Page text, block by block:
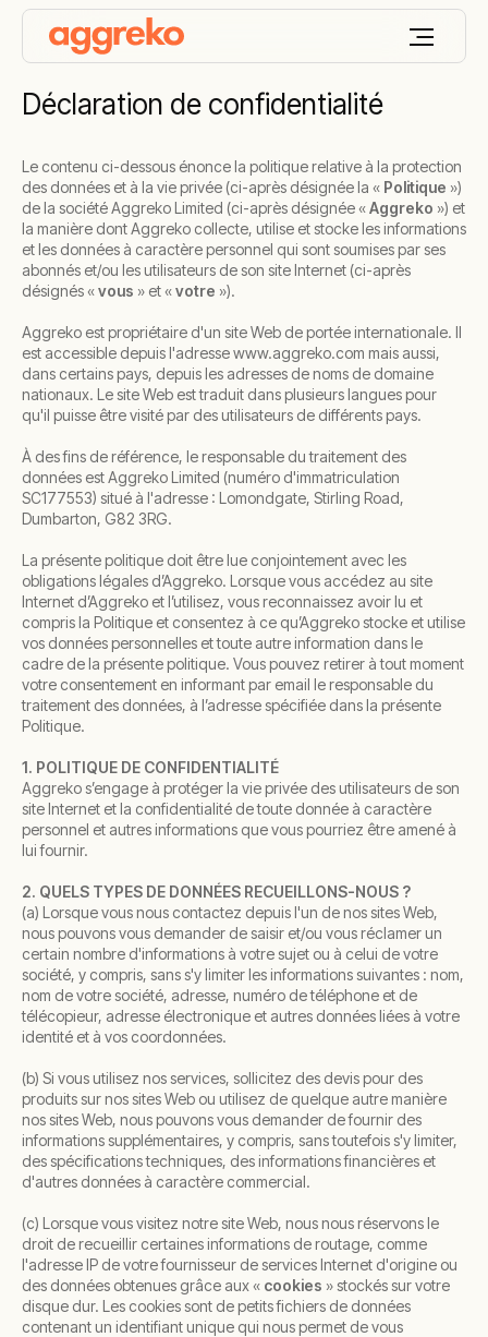
Déclaration de confidentialité
Le contenu ci-dessous énonce la politique relative à la protection
des données et à la vie privée (ci-après désignée la « Politique »)
de la société Aggreko Limited (ci-après désignée «Aggreko ») et
la manière dont Aggreko collecte, utilise et stocke les informations
et les données à caractère personnel qui sont soumises par ses
abonnés et/ou les utilisateurs de son site Internet (ci-après
désignés «vous » et «votre »).
Aggreko est propriétaire d'un site Web de portée internationale. Il
est accessible depuis l'adresse www.aggreko.com mais aussi,
dans certains pays, depuis les adresses de noms de domaine
nationaux. Le site Web est traduit dans plusieurs langues pour
qu'il puisse être visité par des utilisateurs de différents pays.
À des fins de référence, le responsable du traitement des
données est Aggreko Limited (numéro d'immatriculation
SC177553) situé à l'adresse : Lomondgate, Stirling Road,
Dumbarton, G82 3RG.
La présente politique doit être lue conjointement avec les
obligations légales d’Aggreko. Lorsque vous accédez au site
Internet d’Aggreko et l’utilisez, vous reconnaissez avoir lu et
compris la Politique et consentez à ce qu’Aggreko stocke et utilise
vos données personnelles et toute autre information dans le
cadre de la présente politique. Vous pouvez retirer à tout moment
votre consentement en informant par email le responsable du
traitement des données, à l’adresse spécifiée dans la présente
Politique.
1. POLITIQUE DE CONFIDENTIALITÉ
Aggreko s’engage à protéger la vie privée des utilisateurs de son
site Internet et la confidentialité de toute donnée à caractère
personnel et autres informations que vous pourriez être amené à
lui fournir.
2. QUELS TYPES DE DONNÉES RECUEILLONS-NOUS ?
(a) Lorsque vous nous contactez depuis l'un de nos sites Web,
nous pouvons vous demander de saisir et/ou vous réclamer un
certain nombre d'informations à votre sujet ou à celui de votre
société, y compris, sans s'y limiter les informations suivantes : nom,
nom de votre société, adresse, numéro de téléphone et de
télécopieur, adresse électronique et autres données liées à votre
identité et à vos coordonnées.
(b) Si vous utilisez nos services, sollicitez des devis pour des
produits sur nos sites Web ou utilisez de quelque autre manière
nos sites Web, nous pouvons vous demander de fournir des
informations supplémentaires, y compris, sans toutefois s'y limiter,
des spécifications techniques, des informations financières et
d'autres données à caractère commercial.
(c) Lorsque vous visitez notre site Web, nous nous réservons le
droit de recueillir certaines informations de routage, comme
l'adresse IP de votre fournisseur de services Internet d'origine ou
des données obtenues grâce aux « cookies » stockés sur votre
disque dur. Les cookies sont de petits fichiers de données
contenant un identifiant unique qui nous permet de vous